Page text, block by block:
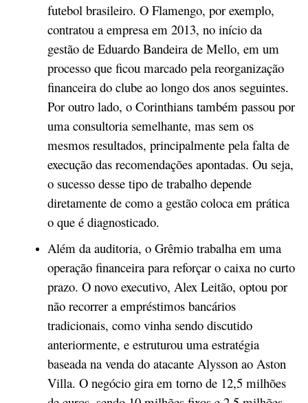
futebol brasileiro. O Flamengo, por exemplo,
contratou a empresa em 2013, no início da
gestão de Eduardo Bandeira de Mello, em um
processo que ficou marcado pela reorganização
financeira do clube ao longo dos anos seguintes.
Por outro lado, o Corinthians também passou por
uma consultoria semelhante, mas sem os
mesmos resultados, principalmente pela falta de
execução das recomendações apontadas. Ou seja,
o sucesso desse tipo de trabalho depende
diretamente de como a gestão coloca em prática
o que é diagnosticado.
Além da auditoria, o Grêmio trabalha em uma
operação financeira para reforçar o caixa no curto
prazo. O novo executivo, Alex Leitão, optou por
não recorrer a empréstimos bancários
tradicionais, como vinha sendo discutido
anteriormente, e estruturou uma estratégia
baseada na venda do atacante Alysson ao Aston
Villa. O negócio gira em torno de 12,5 milhões